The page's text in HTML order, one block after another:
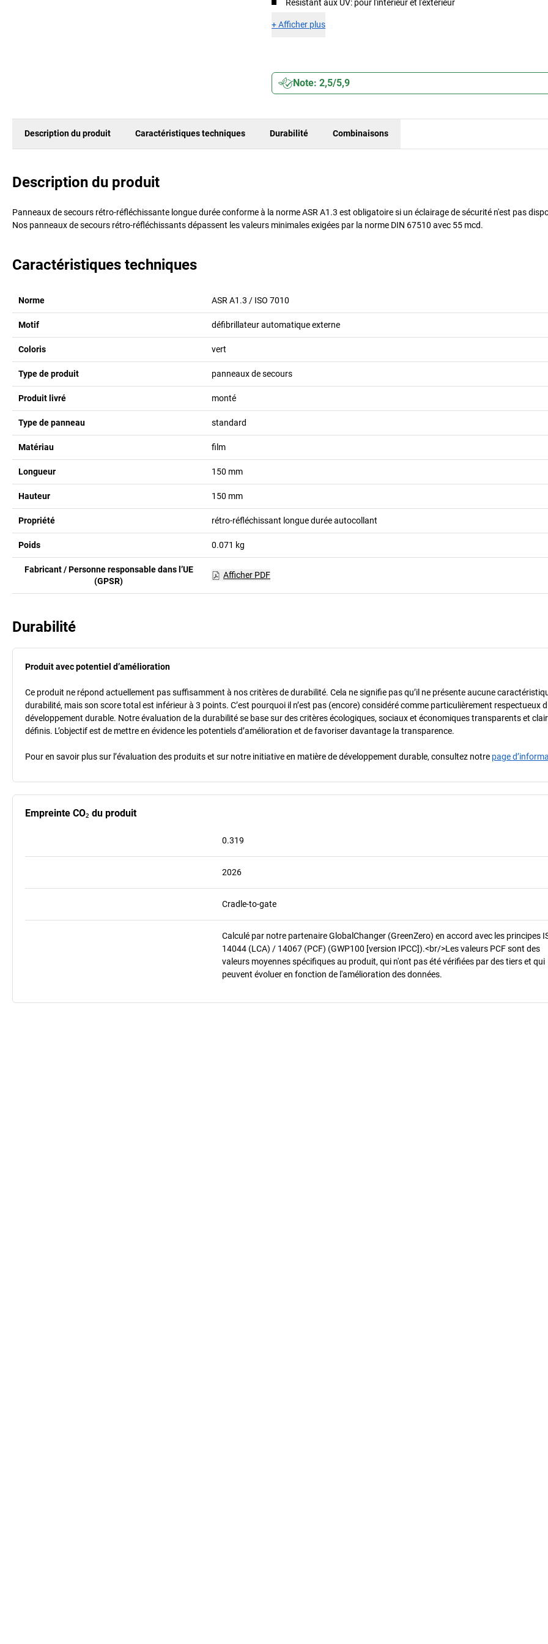
Résistant aux UV: pour l'intérieur et l'extérieur
+Afficher plus
Note: 2,5/5,9
Description du produit Caractéristiques techniques Durabilité Combinaisons
Description du produit
Panneaux de secours rétro-réfléchissante longue durée conforme à la norme ASR A1.3 est obligatoire si un éclairage de sécurité n'est pas
Nos panneaux de secours rétro-réfléchissants dépassent les valeurs minimales exigées par la norme DIN 67510 avec 55 mcd.
Caractéristiques techniques
Norme ASR A1.3 / ISO 7010
Motif défibrillateur automatique externe
Coloris vert
Type de produit panneaux de secours
Produit livré monté
Type de panneau standard
Matériau film
Longueur 150 mm
Hauteur 150 mm
Propriété rétro-réfléchissant longue durée autocollant
Poids 0.071 kg
Fabricant / Personne responsable dans l’UE
(GPSR)
Afficher PDF
Durabilité
Produit avec potentiel d’amélioration
Ce produit ne répond actuellement pas suffisamment à nos critères de durabilité. Cela ne signifie pas qu’il ne présente aucune
durabilité, mais son score total est inférieur à 3 points. C’est pourquoi il n’est pas (encore) considéré comme particulièrement respectueux
développement durable. Notre évaluation de la durabilité se base sur des critères écologiques, sociaux et économiques transparents et
définis. L’objectif est de mettre en évidence les potentiels d’amélioration et de favoriser davantage la transparence.
Pour en savoir plus sur l’évaluation des produits et sur notre initiative en matière de développement durable, consultez notre page
Empreinte CO₂ du produit
0.319
2026
Cradle-to-gate
Calculé par notre partenaire GlobalChanger (GreenZero) en accord avec les principes
14044 (LCA) / 14067 (PCF) (GWP100 [version IPCC]).<br/>Les valeurs PCF sont des
valeurs moyennes spécifiques au produit, qui n'ont pas été vérifiées par des tiers et qui
peuvent évoluer en fonction de l'amélioration des données.